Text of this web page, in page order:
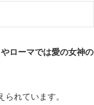
ローマでは愛の女神の
れています。